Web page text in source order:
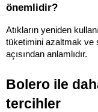
önemlidir?
Atıkların yeniden
tüketimini azaltmak ve
açısından anlamlıdır.
Bolero ile
tercihler